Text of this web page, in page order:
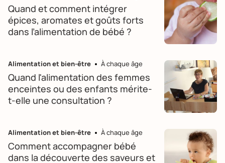
Quand et comment intégrer
épices, aromates et goûts forts
dans l’alimentation de bébé ?
Alimentation et bien-être À chaque âge
Quand l'alimentation des femmes
enceintes ou des enfants mérite-
t-elle une consultation ?
Alimentation et bien-être À chaque âge
Comment accompagner bébé
dans la découverte des saveurs et